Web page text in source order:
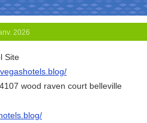
2026
Site
wood raven court belleville